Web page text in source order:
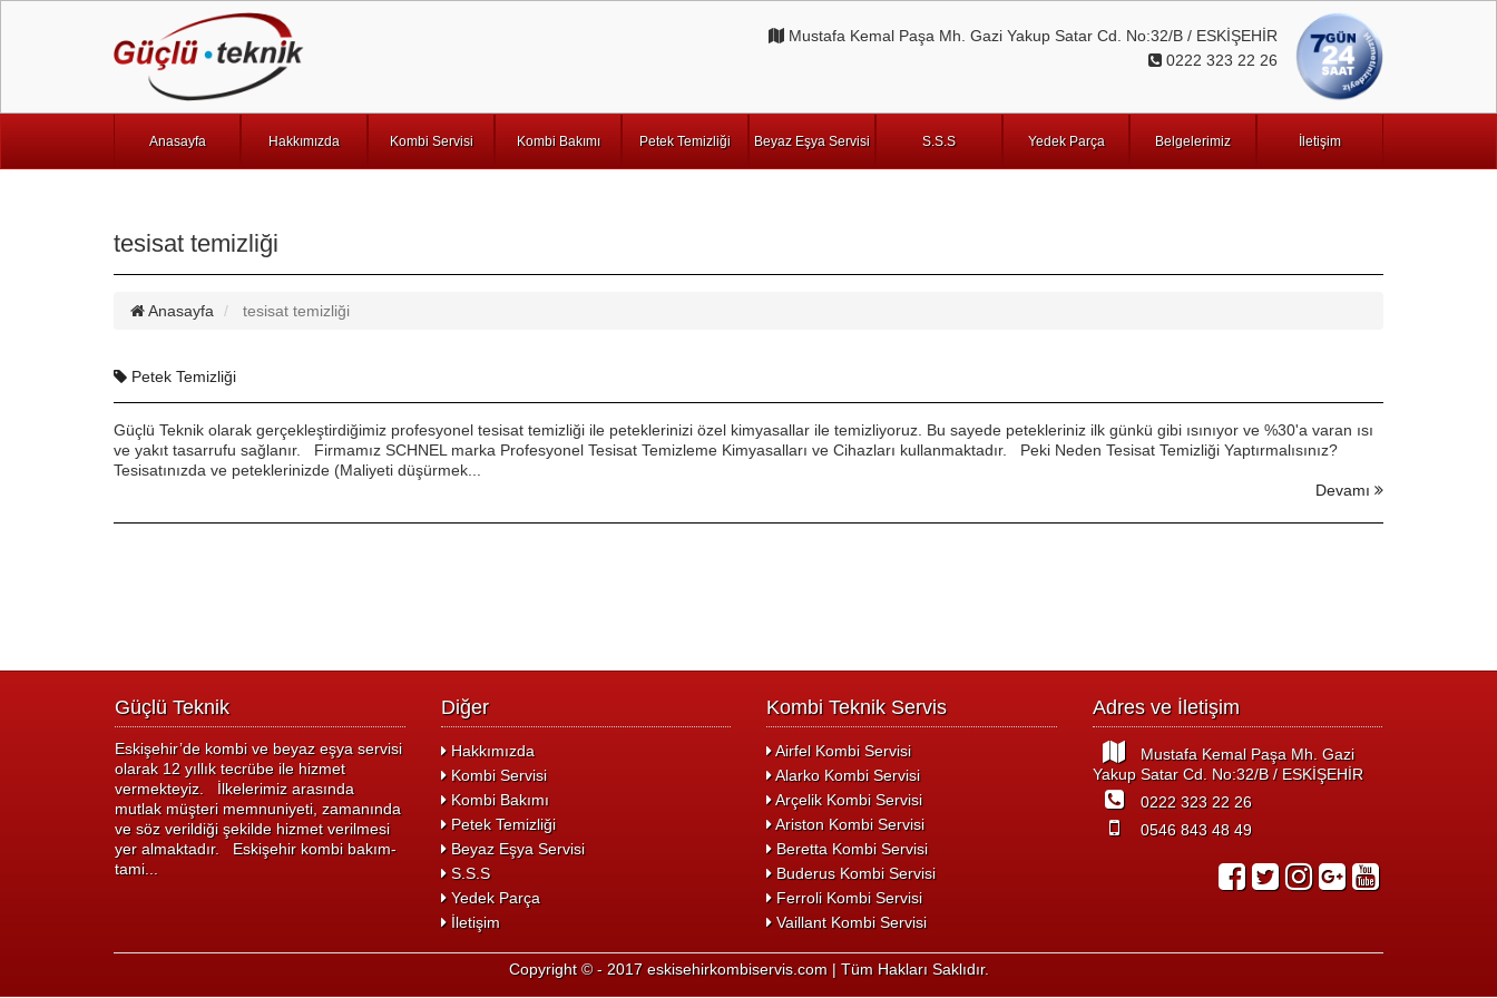
Mustafa Kemal Paşa Mh. Gazi Yakup Satar Cd. No:32/B / ESKİŞEHİR
0222 323 22 26
Anasayfa Hakkımızda Kombi Servisi Kombi Bakımı Petek Temizliği Beyaz Eşya Servisi S.S.S Yedek Parça Belgelerimiz İletişim
tesisat temizliği
Anasayfa tesisat temizliği
Petek Temizliği
Güçlü Teknik olarak gerçekleştirdiğimiz profesyonel tesisat temizliği ile peteklerinizi özel kimyasallar ile temizliyoruz. Bu sayede petekleriniz ilk günkü gibi ısınıyor ve %30'a varan ısı
ve yakıt tasarrufu sağlanır. Firmamız SCHNEL marka Profesyonel Tesisat Temizleme Kimyasalları ve Cihazları kullanmaktadır. Peki Neden Tesisat Temizliği Yaptırmalısınız?
Tesisatınızda ve peteklerinizde (Maliyeti düşürmek...
Devamı
Güçlü Teknik
Eskişehir’de kombi ve beyaz eşya servisi
olarak 12 yıllık tecrübe ile hizmet
vermekteyiz. İlkelerimiz arasında
mutlak müşteri memnuniyeti, zamanında
ve söz verildiği şekilde hizmet verilmesi
yer almaktadır. Eskişehir kombi bakım-
tami...
Diğer
Hakkımızda
Kombi Servisi
Kombi Bakımı
Petek Temizliği
Beyaz Eşya Servisi
S.S.S
Yedek Parça
İletişim
Kombi Teknik Servis
Airfel Kombi Servisi
Alarko Kombi Servisi
Arçelik Kombi Servisi
Ariston Kombi Servisi
Beretta Kombi Servisi
Buderus Kombi Servisi
Ferroli Kombi Servisi
Vaillant Kombi Servisi
Adres ve İletişim
Mustafa Kemal Paşa Mh. Gazi
Yakup Satar Cd. No:32/B / ESKİŞEHİR
0222 323 22 26
0546 843 48 49
Copyright © - 2017 eskisehirkombiservis.com | Tüm Hakları Saklıdır.